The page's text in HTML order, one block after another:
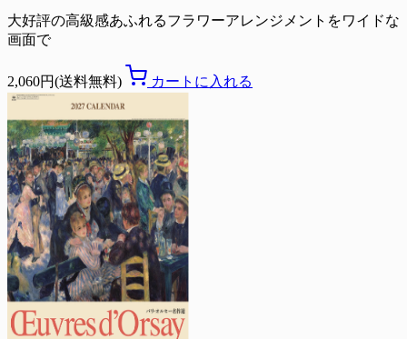
大好評の高級感あふれるフラワーアレンジメントをワイドな
画面で
2,060円(送料無料) カートに入れる